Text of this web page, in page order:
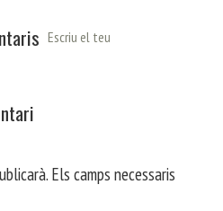
Escriu el teu
Els camps necessaris